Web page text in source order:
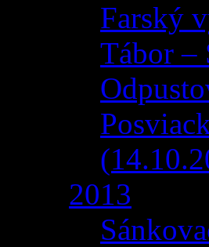
Farský
Tábor –
2013